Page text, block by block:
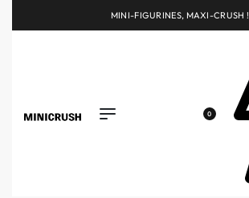
MINI-FIGURINES, MAXI-CRUSH !
0